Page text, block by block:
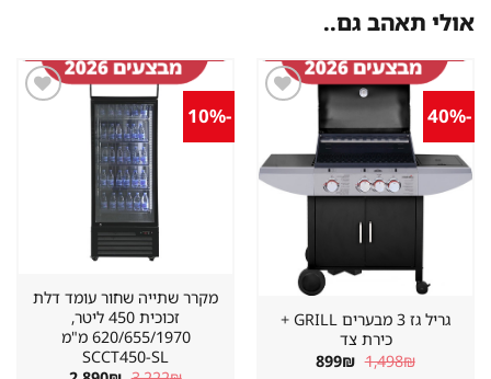
אולי תאהב גם..
במועדפים
גריל גז 3 מבערים GRILL +
כירת צד
1,498₪ המחיר
המקורי
899₪ המחיר
הנוכחי
מקרר שתייה שחור עומד דלת
זכוכית 450 ליטר,
620/655/1970 מ"מ
SCCT450-SL